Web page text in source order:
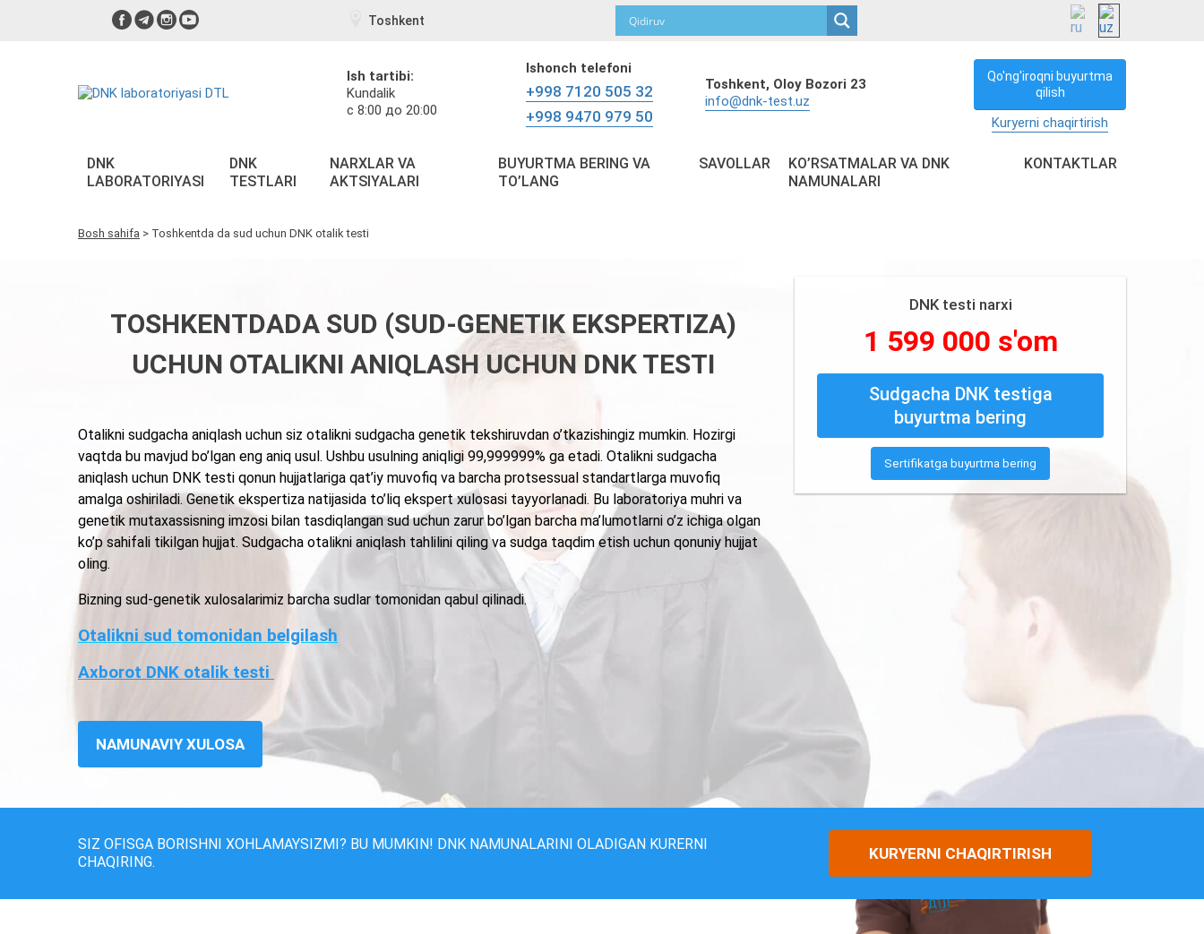
Toshkent
Ish tartibi:
Kundalik
с 8:00 до 20:00
Ishonch telefoni
+998 7120 505 32
+998 9470 979 50
Toshkent, Oloy Bozori 23
info@dnk-test.uz
Qo'ng'iroqni buyurtma
qilish
Kuryerni chaqirtirish
DNK
LABORATORIYASI
DNK
TESTLARI
NARXLAR VA
AKTSIYALARI
BUYURTMA BERING VA
TO’LANG
SAVOLLAR
KO’RSATMALAR VA DNK
NAMUNALARI
KONTAKTLAR
Bosh sahifa > Toshkentda da sud uchun DNK otalik testi
TOSHKENTDADA SUD (SUD-GENETIK EKSPERTIZA)
UCHUN OTALIKNI ANIQLASH UCHUN DNK TESTI
Otalikni sudgacha aniqlash uchun siz otalikni sudgacha genetik tekshiruvdan o’tkazishingiz mumkin. Hozirgi
vaqtda bu mavjud bo’lgan eng aniq usul. Ushbu usulning aniqligi 99,999999% ga etadi. Otalikni sudgacha
aniqlash uchun DNK testi qonun hujjatlariga qat’iy muvofiq va barcha protsessual standartlarga muvofiq
amalga oshiriladi. Genetik ekspertiza natijasida to’liq ekspert xulosasi tayyorlanadi. Bu laboratoriya muhri va
genetik mutaxassisning imzosi bilan tasdiqlangan sud uchun zarur bo’lgan barcha ma’lumotlarni o’z ichiga olgan
ko’p sahifali tikilgan hujjat. Sudgacha otalikni aniqlash tahlilini qiling va sudga taqdim etish uchun qonuniy hujjat
oling.
Bizning sud-genetik xulosalarimiz barcha sudlar tomonidan qabul qilinadi.
Otalikni sud tomonidan belgilash
Axborot DNK otalik testi
NAMUNAVIY XULOSA
DNK testi narxi
1 599 000 s'om
Sudgacha DNK testiga
buyurtma bering
Sertifikatga buyurtma bering
SIZ OFISGA BORISHNI XOHLAMAYSIZMI? BU MUMKIN! DNK NAMUNALARINI OLADIGAN KURERNI
CHAQIRING.
KURYERNI CHAQIRTIRISH